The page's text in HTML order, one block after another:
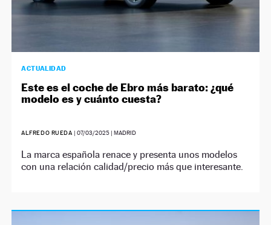
ACTUALIDAD
Este es el coche de Ebro más barato: ¿qué
modelo es y cuánto cuesta?
ALFREDO RUEDA | 07/03/2025| MADRID
La marca española renace y presenta unos modelos
con una relación calidad/precio más que interesante.